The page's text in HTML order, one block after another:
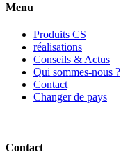
Menu
Produits CS
réalisations
Conseils & Actus
Qui sommes-nous ?
Contact
Changer de pays
Contact